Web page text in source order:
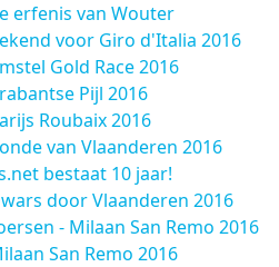
erfenis van Wouter
voor Giro d'Italia 2016
Gold Race 2016
Pijl 2016
Roubaix 2016
van Vlaanderen 2016
bestaat 10 jaar!
door Vlaanderen 2016
- Milaan San Remo 2016
San Remo 2016